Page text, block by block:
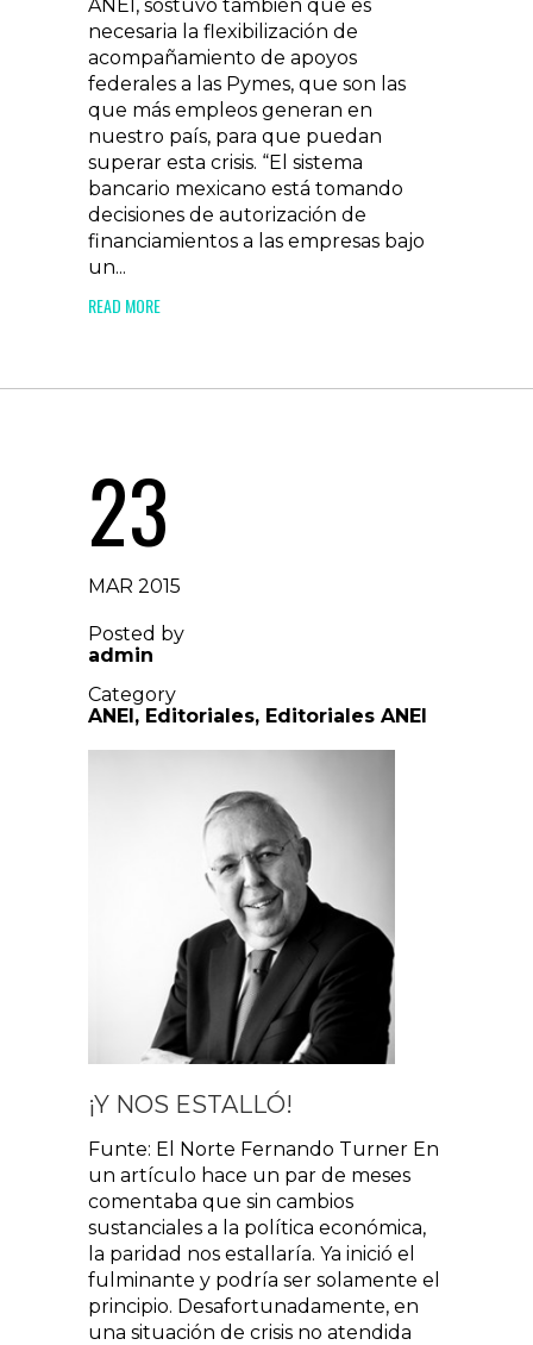
ANEI, sostuvo también que es
necesaria la flexibilización de
acompañamiento de apoyos
federales a las Pymes, que son las
que más empleos generan en
nuestro país, para que puedan
superar esta crisis. “El sistema
bancario mexicano está tomando
decisiones de autorización de
financiamientos a las empresas bajo
un...
READ MORE
23
MAR 2015
Posted by
admin
Category
ANEI , Editoriales, Editoriales ANEI
¡Y NOS ESTALLÓ!
Funte: El Norte Fernando Turner En
un artículo hace un par de meses
comentaba que sin cambios
sustanciales a la política económica,
la paridad nos estallaría. Ya inició el
fulminante y podría ser solamente el
principio. Desafortunadamente, en
una situación de crisis no atendida